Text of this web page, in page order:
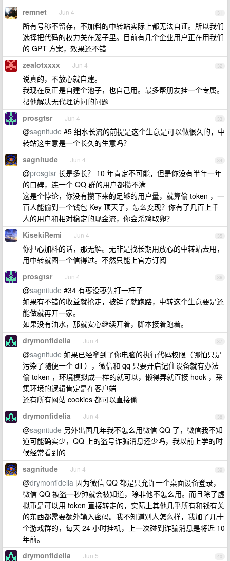
31
remnet Jun 4
所有号称不留存，不加料的中转站实际上都无法自证。所以我们
选择把代码的权力关在笼子里。目前有几个企业用户正在用我们
的 GPT 方案，效果还不错
32
zealotxxxx Jun 4
说真的，不放心就自建。
我现在反正是自建个池子，也自己用。最多帮朋友挂一个专属。
帮他解决无代理访问的问题
33
prosgtsr Jun 4
@sagnitude #5 细水长流的前提是这个生意是可以做很久的，中
转站这生意是一个长久的生意吗？
34
sagnitude Jun 4
@prosgtsr 长是多长？ 10 年肯定不可能，但是你没有半年一年
的口碑，连一个 QQ 群的用户都攒不满
这是个悖论，你没有攒下来的足够的用户量，就算偷 token ，一
百人能偷到一个钱包 Key 顶天了，怎么变现？你有了几百上千
人的用户和相对稳定的现金流，你会杀鸡取卵？
35
KisekiRemi Jun 4
你担心加料的话，那无解。无非是找长期用放心的中转站去用，
用中转就图一个信得过。不然只能上官方订阅
36
prosgtsr Jun 4
@sagnitude #34 有枣没枣先打一杆子
如果有不错的收益就抢走，被锤了就跑路，中转这个生意要是还
能做就再开一家。
如果没有油水，那就安心继续开着，脚本接着跑着。
37
drymonfidelia Jun 4
@sagnitude 如果已经拿到了你电脑的执行代码权限（哪怕只是
污染了随便一个 dll ），微信和 qq 只要开启记住设备就有办法
偷 token ，环境模拟成一样的就可以，懒得弄就直接 hook ，采
集环境的逻辑肯定是在客户端
还有所有网站 cookies 都可以直接偷
38
drymonfidelia Jun 4
@sagnitude 另外出国几年我不怎么用微信 QQ 了，微信我不知
道可能确实少，QQ 上的盗号诈骗消息还少吗，我以前上学的时
候经常看到的
39
sagnitude Jun 4
@drymonfidelia 因为微信 QQ 都是只允许一个桌面设备登录，
微信 QQ 被盗一秒钟就会被知道，除非他不怎么用。而且除了虚
拟币是可以用 token 直接转走的，实际上其他几乎所有和钱有关
的东西都需要额外输入密码。我不知道别人怎么样，我加了几十
个游戏群的，每天 24 小时挂机，上一次碰到诈骗消息是将近 10
年前。
40
drymonfidelia Jun 5